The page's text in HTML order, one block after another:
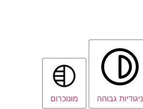
ניגודיות גבוהה
מונוכרום